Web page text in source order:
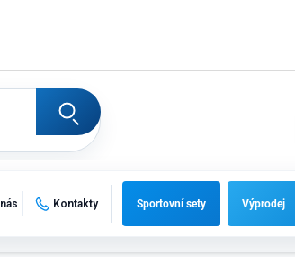
Fotbalové branky, střídačky a
Kontakty Sportovní sety Výprodej